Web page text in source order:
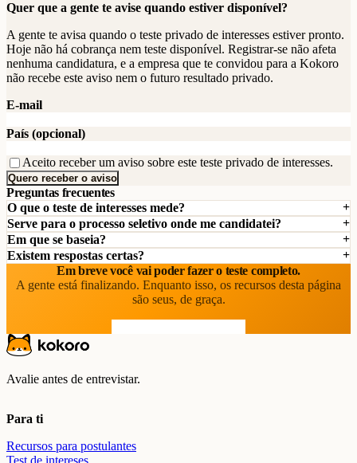
Quer que a gente te avise quando estiver disponível?
A gente te avisa quando o teste privado de interesses estiver pronto.
Hoje não há cobrança nem teste disponível. Registrar-se não afeta
nenhuma candidatura, e a empresa que te convidou para a Kokoro
não recebe este aviso nem o futuro resultado privado.
E-mail
País (opcional)
Aceito receber um aviso sobre este teste privado de interesses.
Quero receber o aviso
Preguntas frecuentes
O que o teste de interesses mede?
Serve para o processo seletivo onde me candidatei?
Em que se baseia?
Existem respostas certas?
Em breve você vai poder fazer o teste completo.
A gente está finalizando. Enquanto isso, os recursos desta página
são seus, de graça.
Avalie antes de entrevistar.
Para ti
Recursos para postulantes
Test de intereses